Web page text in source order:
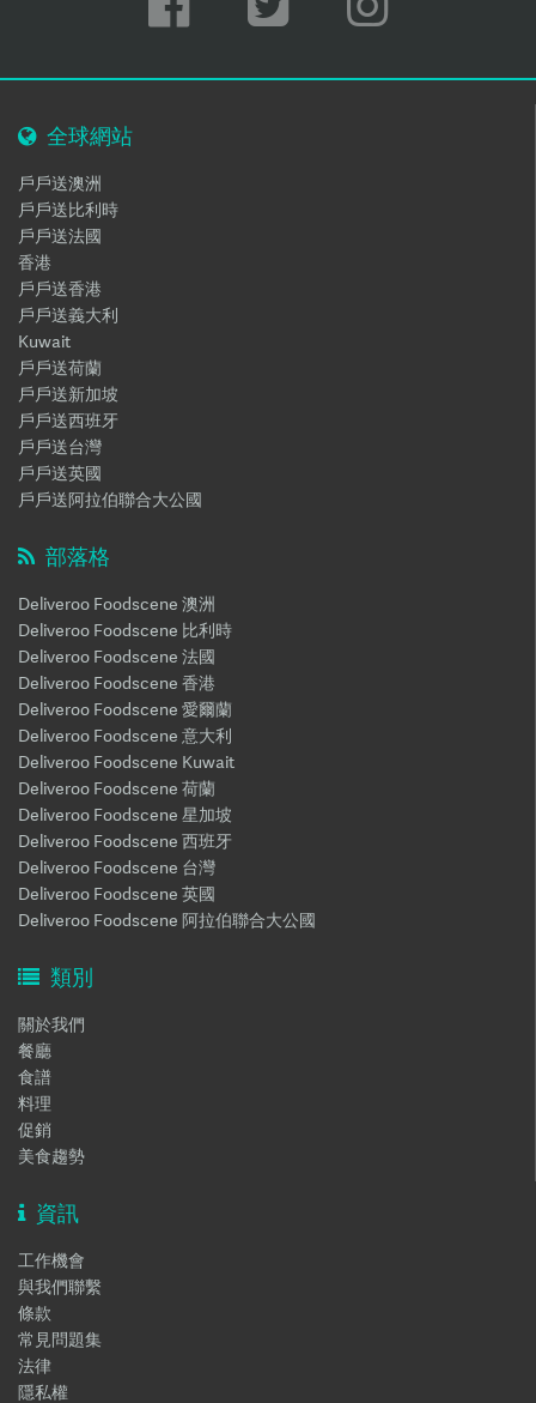
全球網站
戶戶送澳洲
戶戶送比利時
戶戶送法國
香港
戶戶送香港
戶戶送義大利
Kuwait
戶戶送荷蘭
戶戶送新加坡
戶戶送西班牙
戶戶送台灣
戶戶送英國
戶戶送阿拉伯聯合大公國
部落格
Deliveroo Foodscene 澳洲
Deliveroo Foodscene 比利時
Deliveroo Foodscene 法國
Deliveroo Foodscene 香港
Deliveroo Foodscene 愛爾蘭
Deliveroo Foodscene 意大利
Deliveroo Foodscene Kuwait
Deliveroo Foodscene 荷蘭
Deliveroo Foodscene 星加坡
Deliveroo Foodscene 西班牙
Deliveroo Foodscene 台灣
Deliveroo Foodscene 英國
Deliveroo Foodscene 阿拉伯聯合大公國
類別
關於我們
餐廳
食譜
料理
促銷
美食趨勢
資訊
工作機會
與我們聯繫
條款
常見問題集
法律
隱私權